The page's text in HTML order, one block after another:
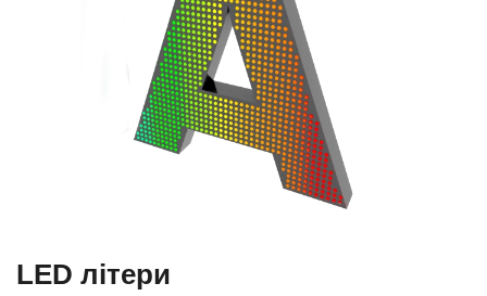
LED літери